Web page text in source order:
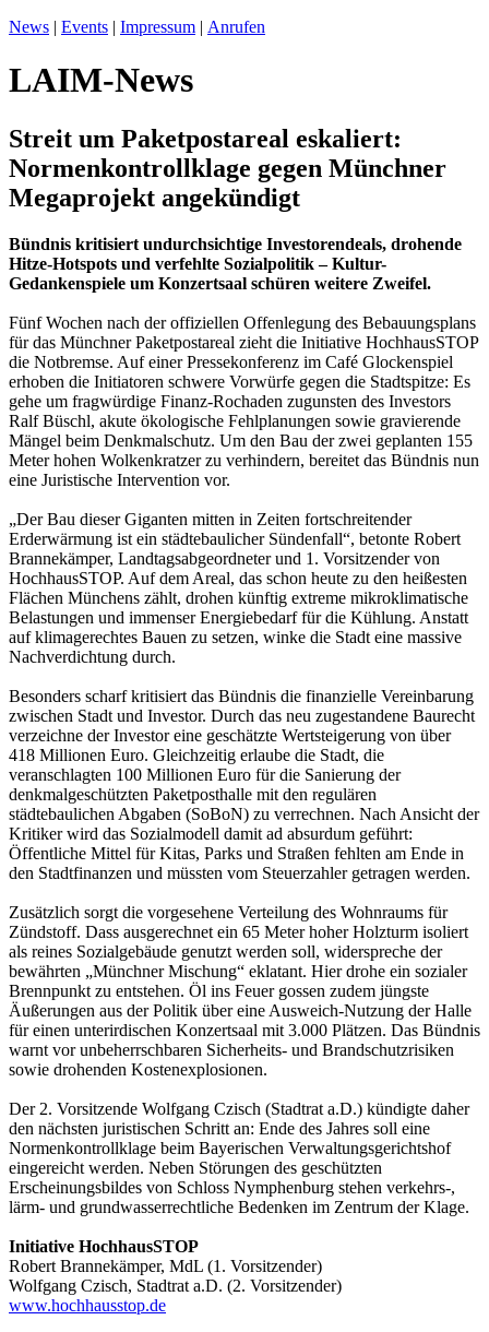
News | Events | Impressum | Anrufen
LAIM-News
Streit um Paketpostareal eskaliert:
Normenkontrollklage gegen Münchner
Megaprojekt angekündigt
Bündnis kritisiert undurchsichtige Investorendeals, drohende
Hitze-Hotspots und verfehlte Sozialpolitik – Kultur-
Gedankenspiele um Konzertsaal schüren weitere Zweifel.
Fünf Wochen nach der offiziellen Offenlegung des Bebauungsplans
für das Münchner Paketpostareal zieht die Initiative HochhausSTOP
die Notbremse. Auf einer Pressekonferenz im Café Glockenspiel
erhoben die Initiatoren schwere Vorwürfe gegen die Stadtspitze: Es
gehe um fragwürdige Finanz-Rochaden zugunsten des Investors
Ralf Büschl, akute ökologische Fehlplanungen sowie gravierende
Mängel beim Denkmalschutz. Um den Bau der zwei geplanten 155
Meter hohen Wolkenkratzer zu verhindern, bereitet das Bündnis nun
eine Juristische Intervention vor.
„Der Bau dieser Giganten mitten in Zeiten fortschreitender
Erderwärmung ist ein städtebaulicher Sündenfall“, betonte Robert
Brannekämper, Landtagsabgeordneter und 1. Vorsitzender von
HochhausSTOP. Auf dem Areal, das schon heute zu den heißesten
Flächen Münchens zählt, drohen künftig extreme mikroklimatische
Belastungen und immenser Energiebedarf für die Kühlung. Anstatt
auf klimagerechtes Bauen zu setzen, winke die Stadt eine massive
Nachverdichtung durch.
Besonders scharf kritisiert das Bündnis die finanzielle Vereinbarung
zwischen Stadt und Investor. Durch das neu zugestandene Baurecht
verzeichne der Investor eine geschätzte Wertsteigerung von über
418 Millionen Euro. Gleichzeitig erlaube die Stadt, die
veranschlagten 100 Millionen Euro für die Sanierung der
denkmalgeschützten Paketposthalle mit den regulären
städtebaulichen Abgaben (SoBoN) zu verrechnen. Nach Ansicht der
Kritiker wird das Sozialmodell damit ad absurdum geführt:
Öffentliche Mittel für Kitas, Parks und Straßen fehlten am Ende in
den Stadtfinanzen und müssten vom Steuerzahler getragen werden.
Zusätzlich sorgt die vorgesehene Verteilung des Wohnraums für
Zündstoff. Dass ausgerechnet ein 65 Meter hoher Holzturm isoliert
als reines Sozialgebäude genutzt werden soll, widerspreche der
bewährten „Münchner Mischung“ eklatant. Hier drohe ein sozialer
Brennpunkt zu entstehen. Öl ins Feuer gossen zudem jüngste
Äußerungen aus der Politik über eine Ausweich-Nutzung der Halle
für einen unterirdischen Konzertsaal mit 3.000 Plätzen. Das Bündnis
warnt vor unbeherrschbaren Sicherheits- und Brandschutzrisiken
sowie drohenden Kostenexplosionen.
Der 2. Vorsitzende Wolfgang Czisch (Stadtrat a.D.) kündigte daher
den nächsten juristischen Schritt an: Ende des Jahres soll eine
Normenkontrollklage beim Bayerischen Verwaltungsgerichtshof
eingereicht werden. Neben Störungen des geschützten
Erscheinungsbildes von Schloss Nymphenburg stehen verkehrs-,
lärm- und grundwasserrechtliche Bedenken im Zentrum der Klage.
Initiative HochhausSTOP
Robert Brannekämper, MdL (1. Vorsitzender)
Wolfgang Czisch, Stadtrat a.D. (2. Vorsitzender)
www.hochhausstop.de